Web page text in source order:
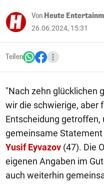
Von Heute
26.06.2024, 15:31
Teilen
"Nach zehn glücklichen
wir die schwierige, aber
Entscheidung getroffen,
gemeinsame Statement
Yusif Eyvazov (47). Die
eigenen Angaben im
auch weiterhin